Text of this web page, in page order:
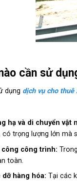
cần sử
dụng dịch vụ cho thuê
hạ và di chuyển vật
có trọng lượng lớn mà
công trình:
toàn.
dỡ hàng hóa: Tại các